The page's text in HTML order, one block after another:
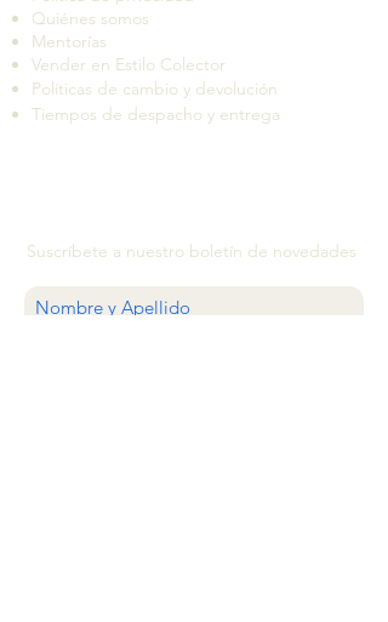
Quiénes somos
Mentorías
Vender en Estilo Colector
Políticas de cambio y devolución
Tiempos de despacho y entrega
Suscríbete a nuestro boletín de novedades